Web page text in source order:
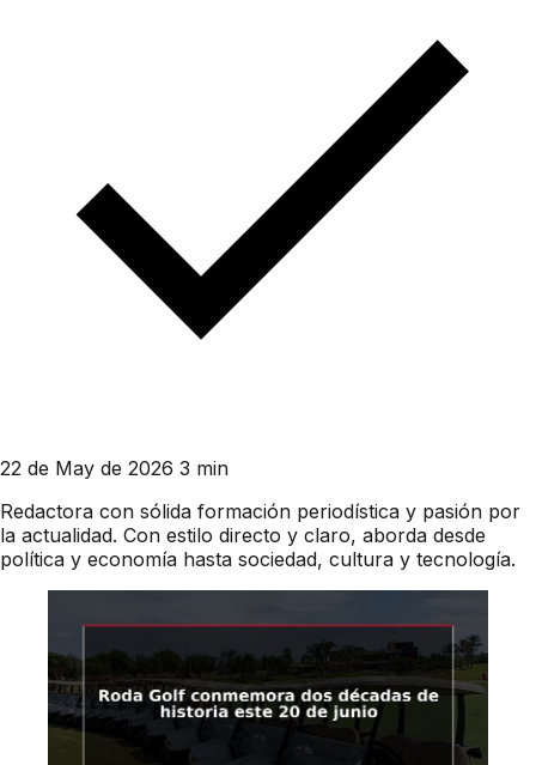
22 de May de 2026 3 min
Redactora con sólida formación periodística y pasión por
la actualidad. Con estilo directo y claro, aborda desde
política y economía hasta sociedad, cultura y tecnología.